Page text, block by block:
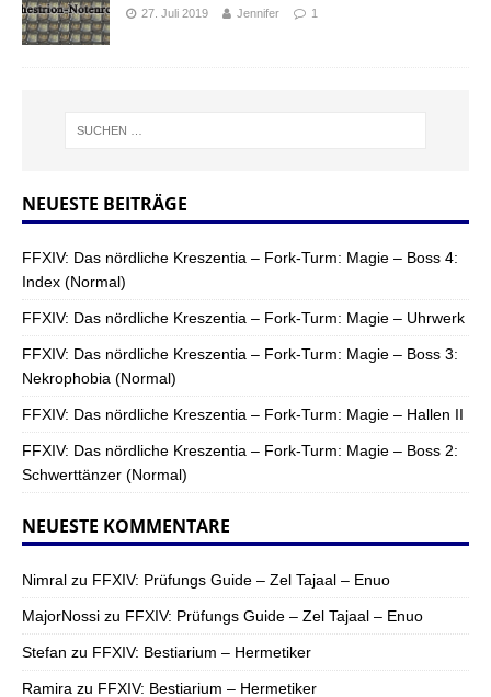
27. Juli 2019 Jennifer 1
NEUESTE BEITRÄGE
FFXIV: Das nördliche Kreszentia – Fork-Turm: Magie – Boss 4:
Index (Normal)
FFXIV: Das nördliche Kreszentia – Fork-Turm: Magie – Uhrwerk
FFXIV: Das nördliche Kreszentia – Fork-Turm: Magie – Boss 3:
Nekrophobia (Normal)
FFXIV: Das nördliche Kreszentia – Fork-Turm: Magie – Hallen II
FFXIV: Das nördliche Kreszentia – Fork-Turm: Magie – Boss 2:
Schwerttänzer (Normal)
NEUESTE KOMMENTARE
Nimral zu FFXIV: Prüfungs Guide – Zel Tajaal – Enuo
MajorNossi zu FFXIV: Prüfungs Guide – Zel Tajaal – Enuo
Stefan zu FFXIV: Bestiarium – Hermetiker
Ramira zu FFXIV: Bestiarium – Hermetiker